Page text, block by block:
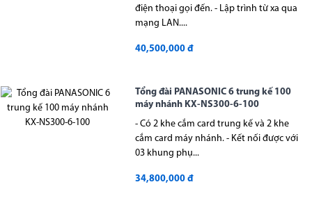
điện thoại gọi đến. - Lập trình từ xa qua
mạng LAN....
40,500,000 đ
Tổng đài PANASONIC 6 trung kế 100
máy nhánh KX-NS300-6-100
- Có 2 khe cắm card trung kế và 2 khe
cắm card máy nhánh. - Kết nối được với
03 khung phụ...
34,800,000 đ